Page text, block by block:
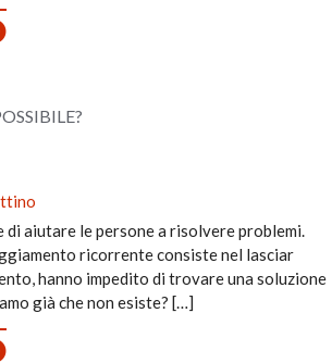
aiutare le persone a risolvere problemi.
ricorrente consiste nel lasciar
hanno impedito di trovare una soluzione
già che non esiste? […]